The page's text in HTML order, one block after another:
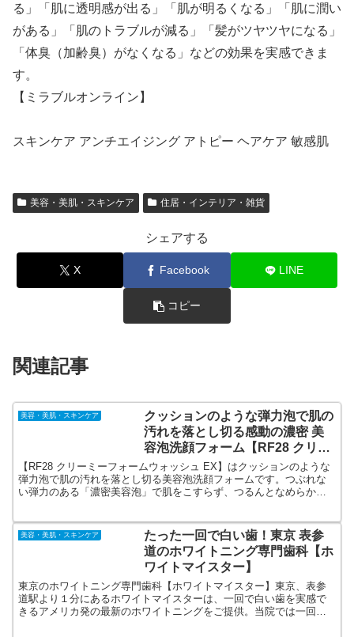
る」「肌に透明感が出る」「肌が明るくなる」「肌に潤い
がある」「肌のトラブルが減る」「髪がツヤツヤになる」
「体臭（加齢臭）がなくなる」などの効果を実感できま
す。
【ミラブルオンライン】
スキンケア アンチエイジング アトピー ヘアケア 敏感肌
美容・美肌・スキンケア 住居・インテリア・雑貨
シェアする
X Facebook LINE
コピー
関連記事
美容・美肌・スキンケア
クッションのような弾力泡で肌の
汚れを落とし切る感動の濃密 美
容泡洗顔フォーム【RF28 クリー
ミーフォームウォッシュ EX】
【RF28 クリーミーフォームウォッシュ EX】はクッションのような
弾力泡で肌の汚れを落とし切る美容泡洗顔フォームです。つぶれな
い弾力のある「濃密美容泡」で肌をこすらず、つるんとなめらかな
美容・美肌・スキンケア
たった一回で白い歯！東京 表参
道のホワイトニング専門歯科【ホ
ワイトマイスター】
東京のホワイトニング専門歯科【ホワイトマイスター】東京、表参
道駅より１分にあるホワイトマイスターは、一回で白い歯を実感で
きるアメリカ発の最新のホワイトニングをご提供。当院では一回